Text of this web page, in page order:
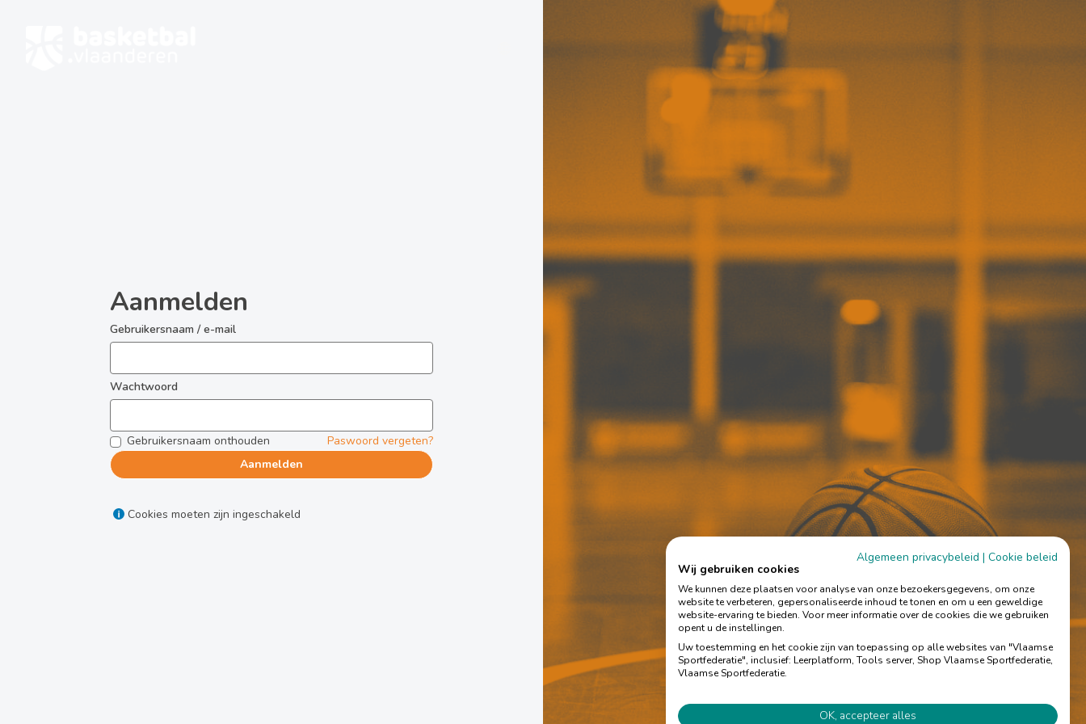
Aanmelden
Gebruikersnaam / e-mail
Wachtwoord
Gebruikersnaam onthouden
Paswoord vergeten?
Aanmelden
Cookies moeten zijn ingeschakeld
Algemeen privacybeleid | Cookie beleid
Wij gebruiken cookies
We kunnen deze plaatsen voor analyse van onze bezoekersgegevens, om onze
website te verbeteren, gepersonaliseerde inhoud te tonen en om u een geweldige
website-ervaring te bieden. Voor meer informatie over de cookies die we gebruiken
opent u de instellingen.
Uw toestemming en het cookie zijn van toepassing op alle websites van "Vlaamse
Sportfederatie", inclusief: Leerplatform, Tools server, Shop Vlaamse Sportfederatie,
Vlaamse Sportfederatie.
OK, accepteer alles